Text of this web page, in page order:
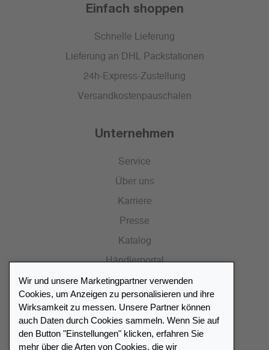
Einfach shoppen
Schnelle Lieferung
Lieferung an DHL Packstationen
24h-Express-Zustellung
Versandkostenpauschalen
Unternehmen
Service
Über uns
Karriere
Presse
Katalog
Händlerportal
Händlerverzeichnis
Wir und unsere Marketingpartner verwenden
Cookies, um Anzeigen zu personalisieren und ihre
Wirksamkeit zu messen. Unsere Partner können
auch Daten durch Cookies sammeln. Wenn Sie auf
den Button "Einstellungen" klicken, erfahren Sie
mehr über die Arten von Cookies, die wir